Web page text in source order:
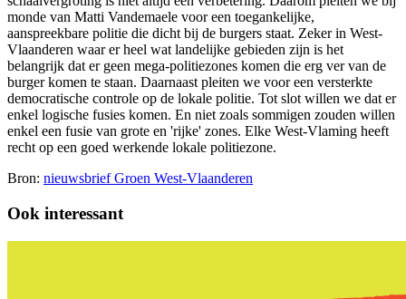
monde van Matti Vandemaele voor een toegankelijke,
aanspreekbare politie die dicht bij de burgers staat. Zeker in West-
Vlaanderen waar er heel wat landelijke gebieden zijn is het
belangrijk dat er geen mega-politiezones komen die erg ver van de
burger komen te staan. Daarnaast pleiten we voor een versterkte
democratische controle op de lokale politie. Tot slot willen we dat er
enkel logische fusies komen. En niet zoals sommigen zouden willen
enkel een fusie van grote en 'rijke' zones. Elke West-Vlaming heeft
recht op een goed werkende lokale politiezone.
Bron: nieuwsbrief Groen West-Vlaanderen
Ook interessant